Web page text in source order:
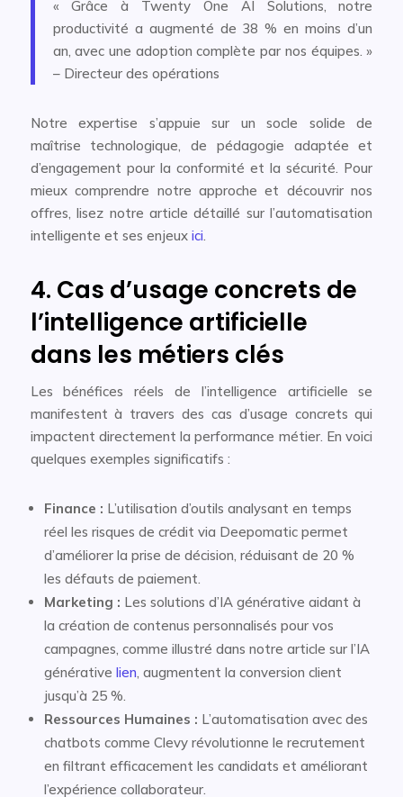
« Grâce à Twenty One AI Solutions, notre
productivité a augmenté de 38 % en moins d’un
an, avec une adoption complète par nos équipes. »
– Directeur des opérations
Notre expertise s’appuie sur un socle solide de
maîtrise technologique, de pédagogie adaptée et
d’engagement pour la conformité et la sécurité. Pour
mieux comprendre notre approche et découvrir nos
offres, lisez notre article détaillé sur l’automatisation
intelligente et ses enjeux ici.
4. Cas d’usage concrets de
l’intelligence artificielle
dans les métiers clés
Les bénéfices réels de l’intelligence artificielle se
manifestent à travers des cas d’usage concrets qui
impactent directement la performance métier. En voici
quelques exemples significatifs :
Finance : L’utilisation d’outils analysant en temps
réel les risques de crédit via Deepomatic permet
d’améliorer la prise de décision, réduisant de 20 %
les défauts de paiement.
Marketing : Les solutions d’IA générative aidant à
la création de contenus personnalisés pour vos
campagnes, comme illustré dans notre article sur l’IA
générative lien, augmentent la conversion client
jusqu’à 25 %.
Ressources Humaines : L’automatisation avec des
chatbots comme Clevy révolutionne le recrutement
en filtrant efficacement les candidats et améliorant
l’expérience collaborateur.